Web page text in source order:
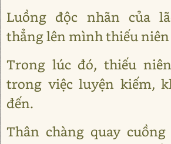
Luồng độc nhãn của
thẳng lên mình thiếu
Trong lúc đó, thiếu
trong việc luyện kiếm,
đến.
Thân chàng quay